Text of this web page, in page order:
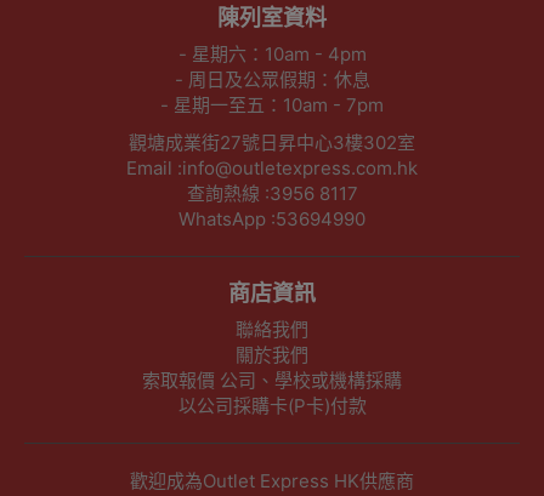
陳列室資料
- 星期六：10am - 4pm
- 周日及公眾假期：休息
- 星期一至五：10am - 7pm
觀塘成業街27號日昇中心3樓302室
Email :info@outletexpress.com.hk
查詢熱線 :3956 8117
WhatsApp :53694990
商店資訊
聯絡我們
關於我們
索取報價 公司、學校或機構採購
以公司採購卡(P卡)付款
歡迎成為Outlet Express HK供應商